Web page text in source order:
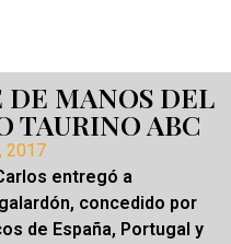
MANOS DEL
TAURINO ABC
2017
entregó a
concedido por
de España, Portugal y